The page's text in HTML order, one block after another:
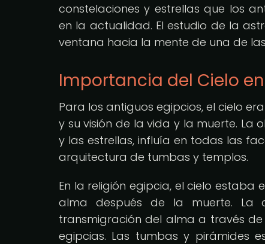
constelaciones y estrellas que los
en la actualidad. El estudio de la
ventana hacia la mente de una de
Importancia del Cielo
Para los antiguos egipcios, el cielo
y su visión de la vida y la muerte. La
y las estrellas, influía en todas las
arquitectura de tumbas y templos.
En la religión egipcia, el cielo
alma después de la muerte.
transmigración del alma a través
egipcias. Las tumbas y pirámides